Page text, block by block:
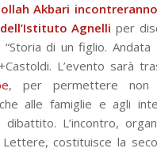
Akbari
Agnelli per
Storia di un figlio.
L’evento sarà
, per permettere non
alle famiglie e agli
L’incontro,
costituisce la